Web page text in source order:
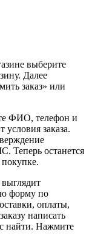
выберите
Далее
заказ» или
ФИО, телефон и
заказа.
Теперь останется
покупке.
форму по
оплаты,
написать
найти. Нажмите